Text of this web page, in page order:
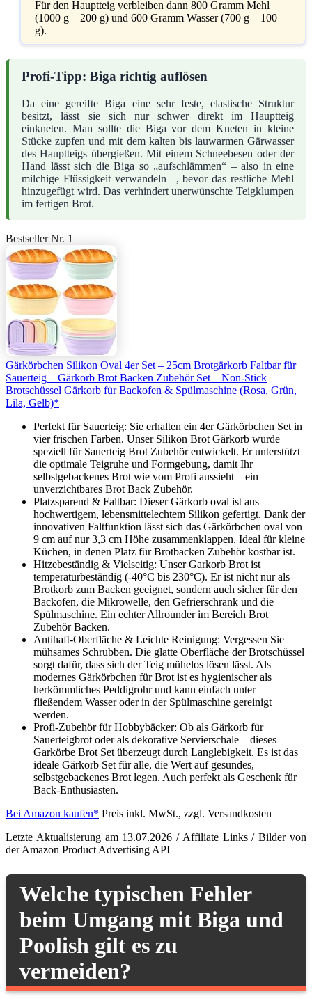
Für den Hauptteig verbleiben dann 800 Gramm Mehl
(1000 g – 200 g) und 600 Gramm Wasser (700 g – 100
g).
Profi-Tipp: Biga richtig auflösen
Da eine gereifte Biga eine sehr feste, elastische Struktur
besitzt, lässt sie sich nur schwer direkt im Hauptteig
einkneten. Man sollte die Biga vor dem Kneten in kleine
Stücke zupfen und mit dem kalten bis lauwarmen Gärwasser
des Hauptteigs übergießen. Mit einem Schneebesen oder der
Hand lässt sich die Biga so „aufschlämmen“ – also in eine
milchige Flüssigkeit verwandeln –, bevor das restliche Mehl
hinzugefügt wird. Das verhindert unerwünschte Teigklumpen
im fertigen Brot.
Bestseller Nr. 1
Gärkörbchen Silikon Oval 4er Set – 25cm Brotgärkorb Faltbar für
Sauerteig – Gärkorb Brot Backen Zubehör Set – Non-Stick
Brotschüssel Gärkorb für Backofen & Spülmaschine (Rosa, Grün,
Lila, Gelb)*
Perfekt für Sauerteig: Sie erhalten ein 4er Gärkörbchen Set in
vier frischen Farben. Unser Silikon Brot Gärkorb wurde
speziell für Sauerteig Brot Zubehör entwickelt. Er unterstützt
die optimale Teigruhe und Formgebung, damit Ihr
selbstgebackenes Brot wie vom Profi aussieht – ein
unverzichtbares Brot Back Zubehör.
Platzsparend & Faltbar: Dieser Gärkorb oval ist aus
hochwertigem, lebensmittelechtem Silikon gefertigt. Dank der
innovativen Faltfunktion lässt sich das Gärkörbchen oval von
9 cm auf nur 3,3 cm Höhe zusammenklappen. Ideal für kleine
Küchen, in denen Platz für Brotbacken Zubehör kostbar ist.
Hitzebeständig & Vielseitig: Unser Garkorb Brot ist
temperaturbeständig (-40°C bis 230°C). Er ist nicht nur als
Brotkorb zum Backen geeignet, sondern auch sicher für den
Backofen, die Mikrowelle, den Gefrierschrank und die
Spülmaschine. Ein echter Allrounder im Bereich Brot
Zubehör Backen.
Antihaft-Oberfläche & Leichte Reinigung: Vergessen Sie
mühsames Schrubben. Die glatte Oberfläche der Brotschüssel
sorgt dafür, dass sich der Teig mühelos lösen lässt. Als
modernes Gärkörbchen für Brot ist es hygienischer als
herkömmliches Peddigrohr und kann einfach unter
fließendem Wasser oder in der Spülmaschine gereinigt
werden.
Profi-Zubehör für Hobbybäcker: Ob als Gärkorb für
Sauerteigbrot oder als dekorative Servierschale – dieses
Garkörbe Brot Set überzeugt durch Langlebigkeit. Es ist das
ideale Gärkorb Set für alle, die Wert auf gesundes,
selbstgebackenes Brot legen. Auch perfekt als Geschenk für
Back-Enthusiasten.
Bei Amazon kaufen* Preis inkl. MwSt., zzgl. Versandkosten
Letzte Aktualisierung am 13.07.2026 / Affiliate Links / Bilder von
der Amazon Product Advertising API
Welche typischen Fehler
beim Umgang mit Biga und
Poolish gilt es zu
vermeiden?